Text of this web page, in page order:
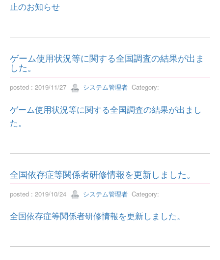
止のお知らせ
ゲーム使用状況等に関する全国調査の結果が出ま
した。
posted : 2019/11/27 システム管理者 Category:
ゲーム使用状況等に関する全国調査の結果が出まし
た。
全国依存症等関係者研修情報を更新しました。
posted : 2019/10/24 システム管理者 Category:
全国依存症等関係者研修情報を更新しました。